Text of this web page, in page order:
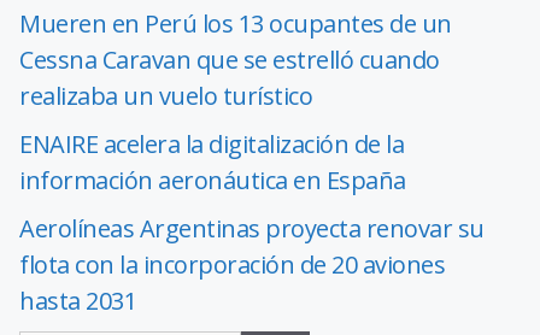
Mueren en Perú los 13 ocupantes de un
Cessna Caravan que se estrelló cuando
realizaba un vuelo turístico
ENAIRE acelera la digitalización de la
información aeronáutica en España
Aerolíneas Argentinas proyecta renovar su
flota con la incorporación de 20 aviones
hasta 2031